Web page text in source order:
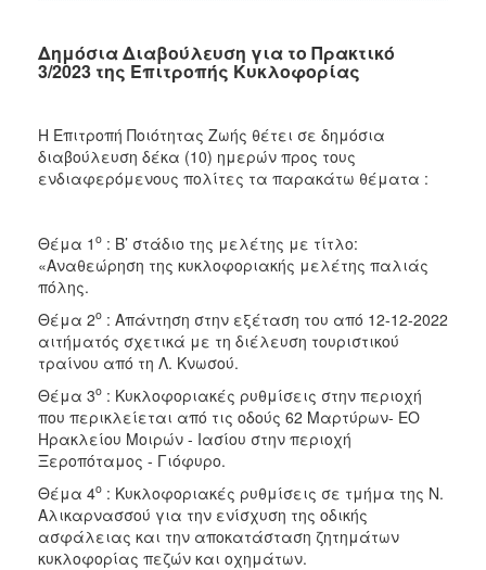
Δημόσια Διαβούλευση για το Πρακτικό
3/2023 της Επιτροπής Κυκλοφορίας
Η Επιτροπή Ποιότητας Ζωής θέτει σε δημόσια
διαβούλευση δέκα (10) ημερών προς τους
ενδιαφερόμενους πολίτες τα παρακάτω θέματα :
Θέμα 1 ο : Β’ στάδιο της μελέτης με τίτλο:
«Αναθεώρηση της κυκλοφοριακής μελέτης παλιάς
πόλης.
Θέμα 2ο : Απάντηση στην εξέταση του από 12-12-2022
αιτήματός σχετικά με τη διέλευση τουριστικού
τραίνου από τη Λ. Κνωσού.
Θέμα 3ο : Κυκλοφοριακές ρυθμίσεις στην περιοχή
που περικλείεται από τις οδούς 62 Μαρτύρων- ΕΟ
Ηρακλείου Μοιρών - Ιασίου στην περιοχή
Ξεροπόταμος - Γιόφυρο.
Θέμα 4ο : Κυκλοφοριακές ρυθμίσεις σε τμήμα της Ν.
Αλικαρνασσού για την ενίσχυση της οδικής
ασφάλειας και την αποκατάσταση ζητημάτων
κυκλοφορίας πεζών και οχημάτων.